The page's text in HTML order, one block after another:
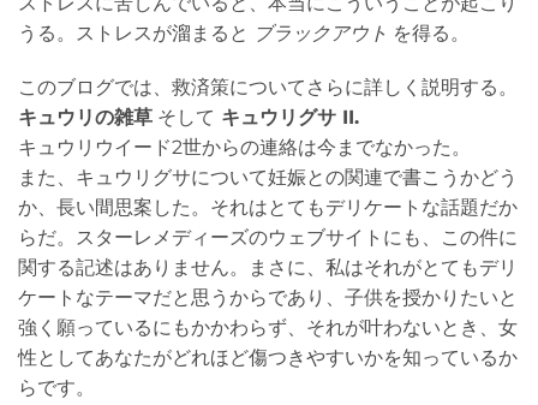
うる。ストレスが溜まると ブラックアウト を得る。
このブログでは、救済策についてさらに詳しく説明する。
キュウリの雑草 そして キュウリグサ II.
キュウリウイード2世からの連絡は今までなかった。
また、キュウリグサについて妊娠との関連で書こうかどう
か、長い間思案した。それはとてもデリケートな話題だか
らだ。スターレメディーズのウェブサイトにも、この件に
関する記述はありません。まさに、私はそれがとてもデリ
ケートなテーマだと思うからであり、子供を授かりたいと
強く願っているにもかかわらず、それが叶わないとき、女
性としてあなたがどれほど傷つきやすいかを知っているか
らです。